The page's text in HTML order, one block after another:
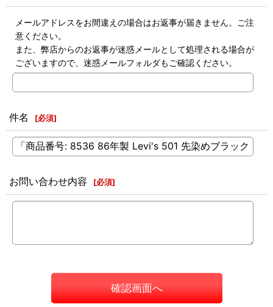
メールアドレスをお間違えの場合はお返事が届きません。ご注
意ください。
また、弊店からのお返事が迷惑メールとして処理される場合が
ございますので、迷惑メールフォルダもご確認ください。
件名 [必須]
お問い合わせ内容 [必須]
確認画面へ